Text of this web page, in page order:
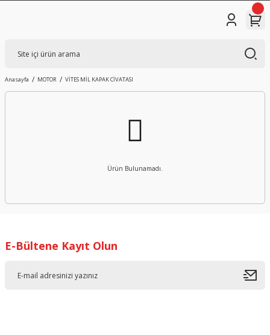
Anasayfa MOTOR VİTES MİL KAPAK CİVATASI
Ürün Bulunamadı.
E-Bültene Kayıt Olun